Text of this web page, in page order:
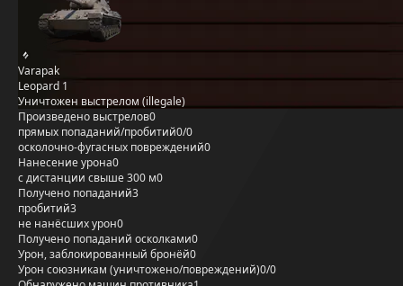
Varapak
Leopard 1
Уничтожен выстрелом (illegale)
Произведено выстрелов0
прямых попаданий/пробитий0/0
осколочно-фугасных повреждений0
Нанесение урона0
с дистанции свыше 300 м0
Получено попаданий3
пробитий3
не нанёсших урон0
Получено попаданий осколками0
Урон, заблокированный бронёй0
Урон союзникам (уничтожено/повреждений)0/0